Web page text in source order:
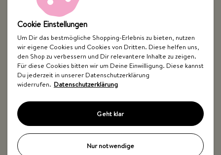
Top Kategorien
Just Spices
Cookie Einstellungen
Um Dir das bestmögliche Shopping-Erlebnis zu bieten, nutzen
wir eigene Cookies und Cookies von Dritten. Diese helfen uns,
den Shop zu verbessern und Dir relevantere Inhalte zu zeigen.
Für diese Cookies bitten wir um Deine Einwilligung. Diese kannst
Du jederzeit in unserer Datenschutzerklärung
widerrufen. Datenschutzerklärung
Geht klar
Nur notwendige